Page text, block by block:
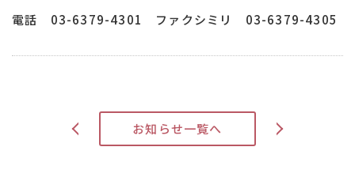
電話 03-6379-4301 ファクシミリ 03-6379-4305
< お知らせ一覧へ >